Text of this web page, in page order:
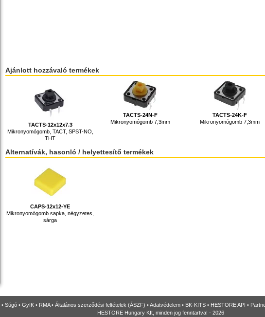
Ajánlott hozzávaló termékek
TACTS-12x12x7.3
Mikronyomógomb, TACT, SPST-NO,
THT
TACTS-24N-F
Mikronyomógomb 7,3mm
TACTS-24K-F
Mikronyomógomb 7,3mm
Alternatívák, hasonló / helyettesítő termékek
CAPS-12x12-YE
Mikronyomógomb sapka, négyzetes,
sárga
• Súgó • GyIK • RMA• Általános szerződési feltételek (ÁSZF) •Adatvédelem • BK-KITS • HESTORE API •
HESTORE Hungary Kft, minden jog fenntartva! - 2026